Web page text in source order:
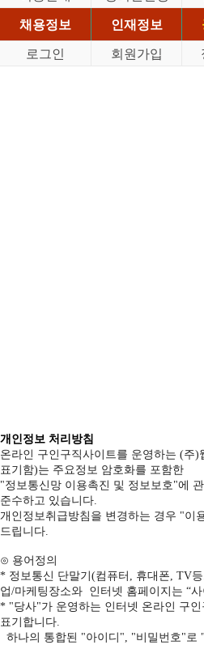
채용정보
인재정보
로그인
회원가입
개인정보 처리방침
온라인 구인구직사이트를 운영하는 (주)
표기함)는 주요정보 암호화를 포함한
"정보통신망 이용촉진 및 정보보호"에
준수하고 있습니다.
개인정보취급방침을 변경하는 경우 "이
드립니다.
⊙ 용어정의
* 정보통신 단말기(컴퓨터, 휴대폰, TV
업/마케팅장소와 인터넷 홈페이지는 “사
* "당사"가 운영하는 인터넷 온라인 구
표기합니다.
하나의 통합된 "아이디", "비밀번호"로